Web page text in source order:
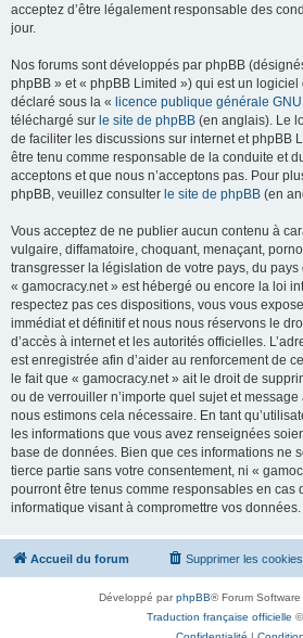
acceptez d’être légalement responsable des
jour.
Nos forums sont développés par phpBB
phpBB » et « phpBB Limited ») qui est un
déclaré sous la « licence publique générale
téléchargé sur le site de phpBB (en anglais). Le
de faciliter les discussions sur internet et phpBB
être tenu comme responsable de la conduite et
acceptons et que nous n’acceptons pas. Pour
phpBB, veuillez consulter le site de phpBB (en
Vous acceptez de ne publier aucun contenu à
vulgaire, diffamatoire, choquant, menaçant,
transgresser la législation de votre pays, du
« gamocracy.net » est hébergé ou encore la loi
respectez pas ces dispositions, vous vous
immédiat et définitif et nous nous réservons le
d’accès à internet et les autorités officielles.
est enregistrée afin d’aider au renforcement de
le fait que « gamocracy.net » ait le droit de
ou de verrouiller n’importe quel sujet et message
nous estimons cela nécessaire. En tant
les informations que vous avez renseignées
base de données. Bien que ces informations ne
tierce partie sans votre consentement, ni «
pourront être tenus comme responsables en cas
informatique visant à compromettre vos données.
Accueil du forum Supprimer les cookies
Développé parphpBB® Forum
Traduction française officielle ©